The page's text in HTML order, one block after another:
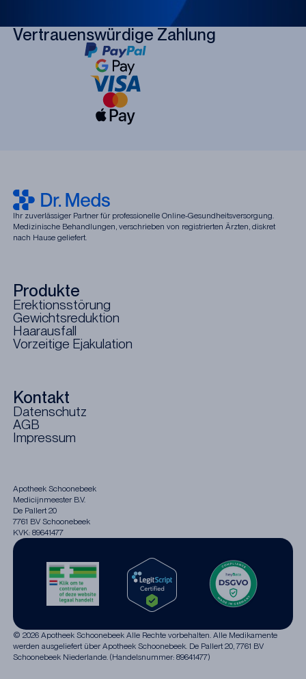
Vertrauenswürdige Zahlung
Ihr zuverlässiger Partner für professionelle Online-Gesundheitsversorgung.
Medizinische Behandlungen, verschrieben von registrierten Ärzten, diskret
nach Hause geliefert.
Produkte
Erektionsstörung
Gewichtsreduktion
Haarausfall
Vorzeitige Ejakulation
Kontakt
Datenschutz
AGB
Impressum
Apotheek Schoonebeek
Medicijnmeester B.V.
De Pallert 20
7761 BV Schoonebeek
KVK: 89641477
© 2026 Apotheek Schoonebeek Alle Rechte vorbehalten. Alle Medikamente
werden ausgeliefert über Apotheek Schoonebeek. De Pallert 20, 7761 BV
Schoonebeek Niederlande. (Handelsnummer: 89641477)